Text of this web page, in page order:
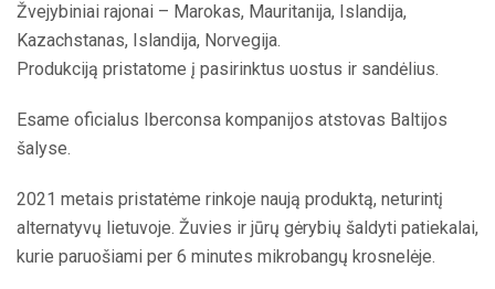
Žvejybiniai rajonai – Marokas, Mauritanija, Islandija,
Kazachstanas, Islandija, Norvegija.
Produkciją pristatome į pasirinktus uostus ir sandėlius.
Esame oficialus Iberconsa kompanijos atstovas Baltijos
šalyse.
2021 metais pristatėme rinkoje naują produktą, neturintį
alternatyvų lietuvoje. Žuvies ir jūrų gėrybių šaldyti patiekalai,
kurie paruošiami per 6 minutes mikrobangų krosnelėje.